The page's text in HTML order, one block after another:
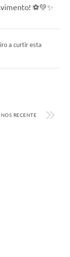
⚽💚✨
a curtir esta
RECENTE